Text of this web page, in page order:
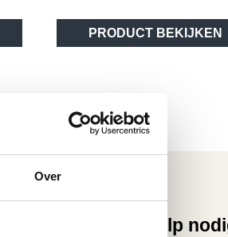
Over
PRODUCT BEKIJKEN
Hulp